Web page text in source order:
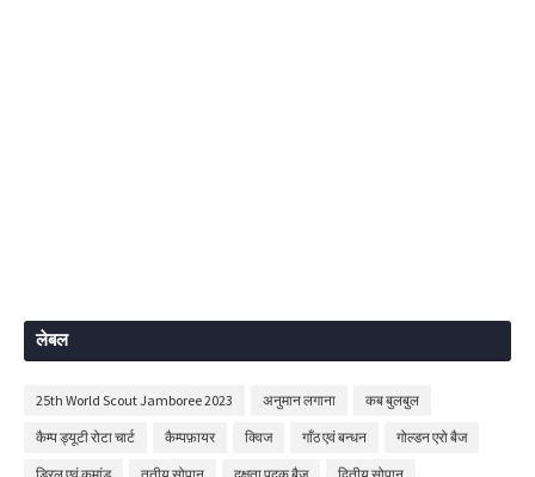
लेबल
25th World Scout Jamboree 2023 अनुमान लगाना कब बुलबुल
कैम्प ड्यूटी रोटा चार्ट कैम्पफ़ायर क्विज गाँठ एवं बन्धन गोल्डन एरो बैज